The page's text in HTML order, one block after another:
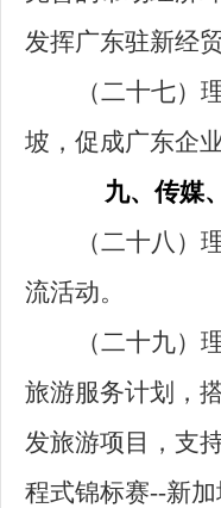
发挥广东驻新经
（二十七）
坡，促成广东企
九、传媒
（二十八）
流活动。
（二十九）
旅游服务计划，
发旅游项目，支
程式锦标赛--新